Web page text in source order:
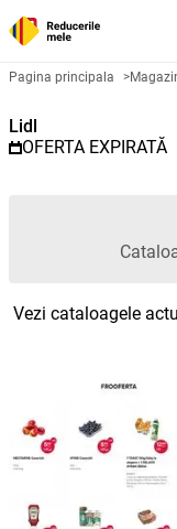
Catalog
Pagina principala >
Lidl
OFERTA EXPIRATĂ
Vezi cataloagele